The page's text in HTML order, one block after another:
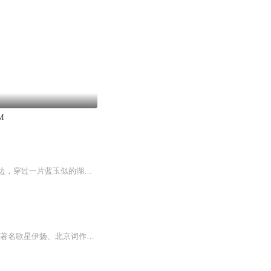
少年的眸子，黑钻一般泛着幽幽的光。仿佛深邃的黑洞，可以轻易摄人心魂。凌夕烟站在湖边，穿过一片蓝玉似的湖水，在目光对上少年双眸的瞬间，轻易就被掠去了呼吸——湖水宝蓝，少年立在码头，乌黑刘顺的碎发和一袭黑衣衬托得桀骜不驯。此时他专注地望着掌...
歌曲《樱花开了》:待到解封时，陪你看樱花樱花片片都是爱，相约陪你到天涯。只因一诺，著名歌星伊扬、北京词作家漠沙、鄂尔多斯青年作曲家张生，三位同龄音乐人，强强联袂，真情演绎《樱花开了》，献给最美逆行者，献给英雄而多情的湖北人民。此歌也是词作家漠沙创作的《家的爱》《信仰》《醒了》《中国更美丽》“以艺战疫”公益歌曲五部曲之一。歌曲以独特视角和画面展示了武汉解封后春花烂漫、焰火繁华的英雄之城的美丽花卷，讲述了被救治患者曾向美丽天使发出“来武汉陪你看樱花”的肺腑邀约，表达了最美逆行者对...